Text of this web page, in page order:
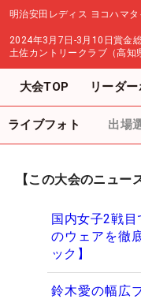
明治安田レディス ヨコハマ
2024年3月7日-3月10日賞金
土佐カントリークラブ（高知
大会TOP リーダ
ライブフォト 出場
【この大会のニュー
国内女子2戦
のウェアを徹
ック】
鈴木愛の幅広